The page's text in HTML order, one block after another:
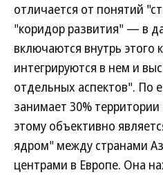
отличается от понятий
"коридор развития" — в
включаются внутрь этого
интегрируются в нем и
отдельных аспектов". По
занимает 30%
этому объективно
ядром" между странами
центрами в Европе. Она